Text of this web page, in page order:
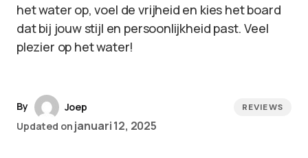
het water op, voel de vrijheid en kies het board
dat bij jouw stijl en persoonlijkheid past. Veel
plezier op het water!
By
Joep
Updated on januari 12, 2025
REVIEWS